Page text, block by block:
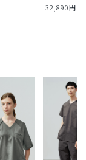
32,890円